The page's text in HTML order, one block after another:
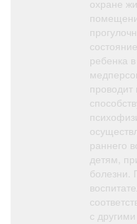
Я -
охране
ребенка
проводит
раннего
детям,
болезни.
с